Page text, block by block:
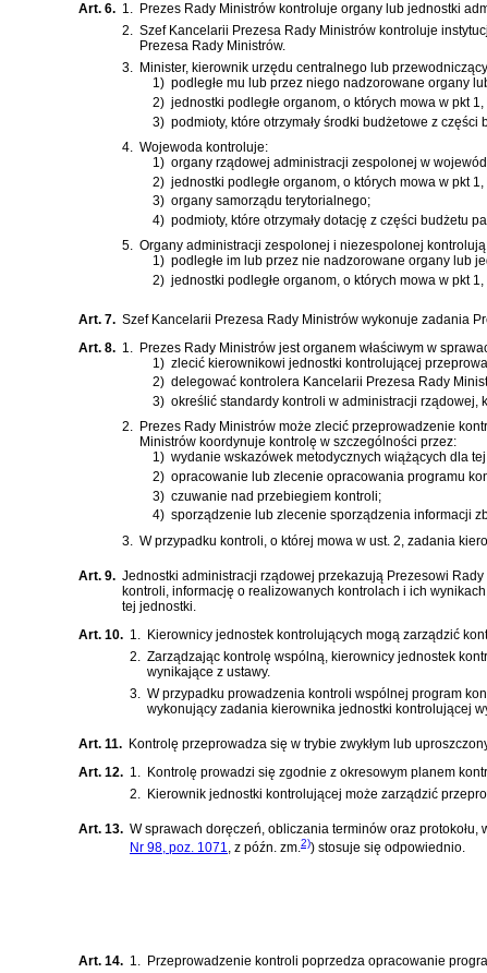
Art. 6. 1. Prezes Rady Ministrów kontroluje organy lub jednostki
2. Szef Kancelarii Prezesa Rady Ministrów kontroluje
Prezesa Rady Ministrów.
3. Minister, kierownik urzędu centralnego lub
1) podległe mu lub przez niego nadzorowane organy
2) jednostki podległe organom, o których mowa w pkt
3) podmioty, które otrzymały środki budżetowe z
4. Wojewoda kontroluje:
1) organy rządowej administracji zespolonej w
2) jednostki podległe organom, o których mowa w pkt
3) organy samorządu terytorialnego;
4) podmioty, które otrzymały dotację z części budżetu
5. Organy administracji zespolonej i niezespolonej
1) podległe im lub przez nie nadzorowane organy lub
2) jednostki podległe organom, o których mowa w pkt
Art. 7. Szef Kancelarii Prezesa Rady Ministrów wykonuje zadania
Art. 8. 1.
Prezes Rady Ministrów jest organem właściwym w
1) zlecić kierownikowi jednostki kontrolującej
2) delegować kontrolera Kancelarii Prezesa Rady
3) określić standardy kontroli w administracji
2. Prezes Rady Ministrów może zlecić przeprowadzenie
Ministrów koordynuje kontrolę w szczególności przez:
1) wydanie wskazówek metodycznych wiążących dla
2) opracowanie lub zlecenie opracowania programu
3) czuwanie nad przebiegiem kontroli;
4) sporządzenie lub zlecenie sporządzenia informacji
3. W przypadku kontroli, o której mowa w ust. 2, zadania
Art. 9. Jednostki administracji rządowej przekazują Prezesowi
kontroli, informację o realizowanych kontrolach i ich
tej jednostki.
Art. 10. 1. Kierownicy jednostek kontrolujących mogą zarządzić
2. Zarządzając kontrolę wspólną, kierownicy jednostek
wynikające z ustawy.
3. W przypadku prowadzenia kontroli wspólnej program
wykonujący zadania kierownika jednostki kontrolującej
Art. 11. Kontrolę przeprowadza się w trybie zwykłym lub
Art. 12. 1. Kontrolę prowadzi się zgodnie z okresowym planem
2. Kierownik jednostki kontrolującej może zarządzić
Art. 13. W sprawach doręczeń, obliczania terminów oraz
Nr 98, poz. 1071, z późn. zm.2)) stosuje się odpowiednio.
Art. 14. 1. Przeprowadzenie kontroli poprzedza opracowanie